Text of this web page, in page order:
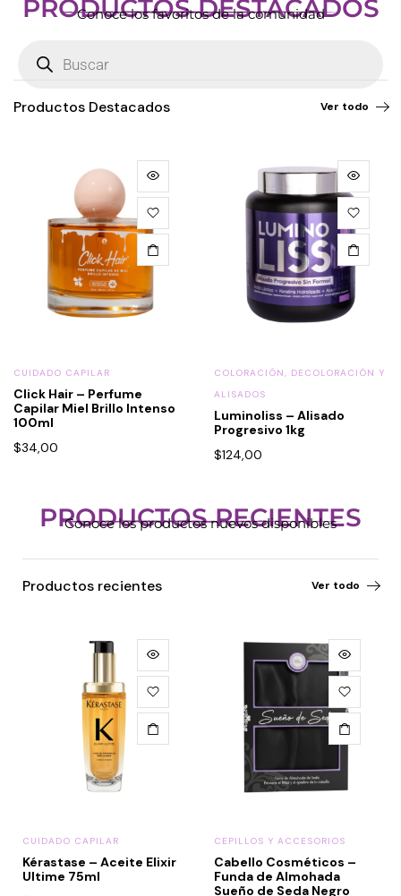
PRODUCTOS DESTACADOS
Conoce los favoritos de la comunidad
Productos Destacados Ver todo
CUIDADO CAPILAR
Click Hair – Perfume
Capilar Miel Brillo Intenso
100ml
$34,00
COLORACIÓN, DECOLORACIÓN Y
ALISADOS
Luminoliss – Alisado
Progresivo 1kg
$124,00
PRODUCTOS RECIENTES
Conoce los productos nuevos disponibles
Productos recientes Ver todo
CEPILLOS Y ACCESORIOS
Cabello Cosméticos –
Funda de Almohada
CEPILLOS Y ACCESORIOS
Cabello Cosméticos –
Funda de Almohada
Sueño de Seda Blanco